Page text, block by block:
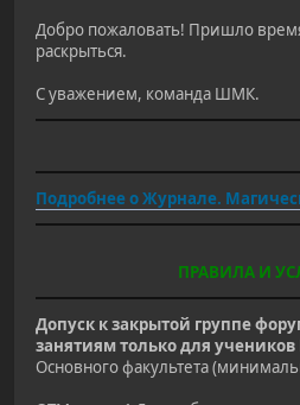
Добро пожаловать! Пришло
раскрыться.
С уважением, команда ШМК.
Подробнее о Журнале.
ПРАВИЛА И
Допуск к закрытой группе
занятиям только для
Основного факультета